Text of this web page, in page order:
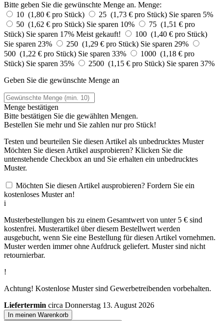
Bitte geben Sie die gewünschte Menge an. Menge:
10 (1,80 € pro Stück)
25 (1,73 € pro Stück) Sie sparen 5%
50 (1,62 € pro Stück) Sie sparen 10%
75 (1,51 € pro
Stück) Sie sparen 17% Meist gekauft!
100 (1,40 € pro Stück)
Sie sparen 23%
250 (1,29 € pro Stück) Sie sparen 29%
500 (1,22 € pro Stück) Sie sparen 33%
1000 (1,18 € pro
Stück) Sie sparen 35% 2500 (1,15 € pro Stück) Sie sparen 37%
Geben Sie die gewünschte Menge an
Menge bestätigen
Bitte bestätigen Sie die gewählten Mengen.
Bestellen Sie mehr und Sie zahlen nurpro Stück!
Testen und beurteilen Sie diesen Artikel als unbedrucktes Muster
Möchten Sie diesen Artikel ausprobieren? Klicken Sie die
untenstehende Checkbox an und Sie erhalten ein unbedrucktes
Muster.
Möchten Sie diesen Artikel ausprobieren? Fordern Sie ein
kostenloses Muster an!
i
Musterbestellungen bis zu einem Gesamtwert von unter 5 € sind
kostenfrei. Musterartikel über diesem Bestellwert werden
ausgebucht, wenn Sie eine Bestellung für diesen Artikel vornehmen.
Muster werden immer ohne Aufdruck geliefert. Muster sind nicht
retournierbar.
!
Achtung! Kostenlose Muster sind Gewerbetreibenden vorbehalten.
Liefertermin circa Donnerstag 13. August 2026
In meinen Warenkorb